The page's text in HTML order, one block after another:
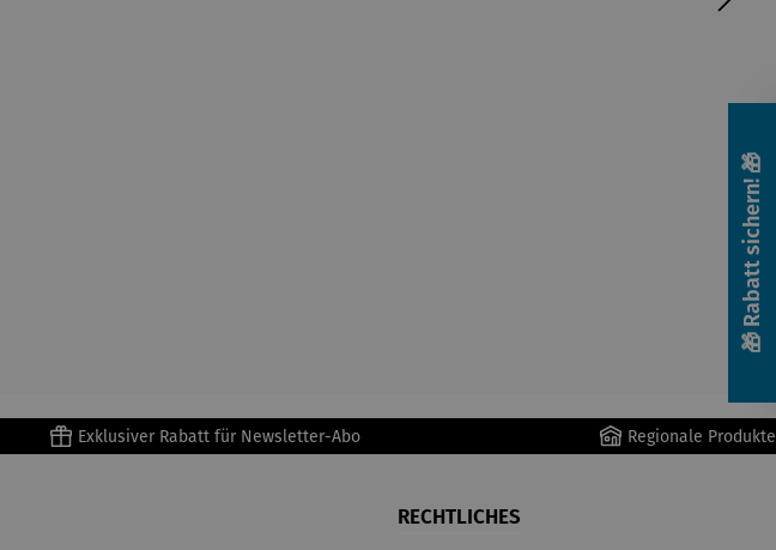
Exklusiver Rabatt für Newsletter-Abo Regionale Produkte
RECHTLICHES
🎁 Rabatt sichern! 🎁